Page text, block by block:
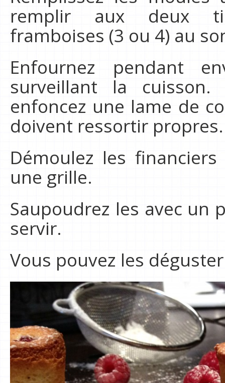
remplir aux deux
framboises (3 ou 4) au
Enfournez pendant
surveillant la
enfoncez une lame de
doivent ressortir propres.
Démoulez les
une grille.
Saupoudrez les avec un
servir.
Vous pouvez les